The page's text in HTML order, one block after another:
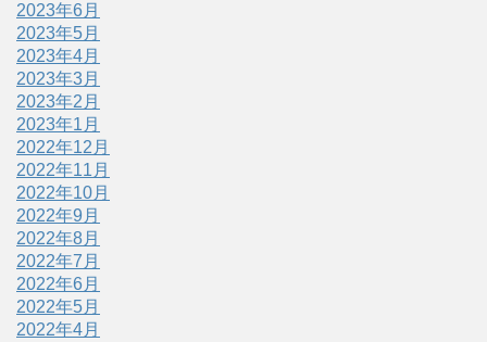
2023年6月
2023年5月
2023年4月
2023年3月
2023年2月
2023年1月
2022年12月
2022年11月
2022年10月
2022年9月
2022年8月
2022年7月
2022年6月
2022年5月
2022年4月